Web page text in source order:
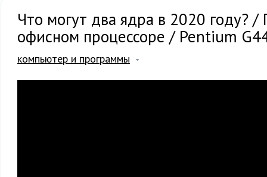
Что могут два ядра в 2020 году? /
офисном процессоре / Pentium
компьютер и программы